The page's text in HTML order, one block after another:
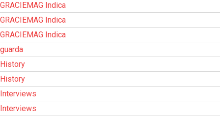
GRACIEMAG Indica
GRACIEMAG Indica
GRACIEMAG Indica
guarda
History
History
Interviews
Interviews